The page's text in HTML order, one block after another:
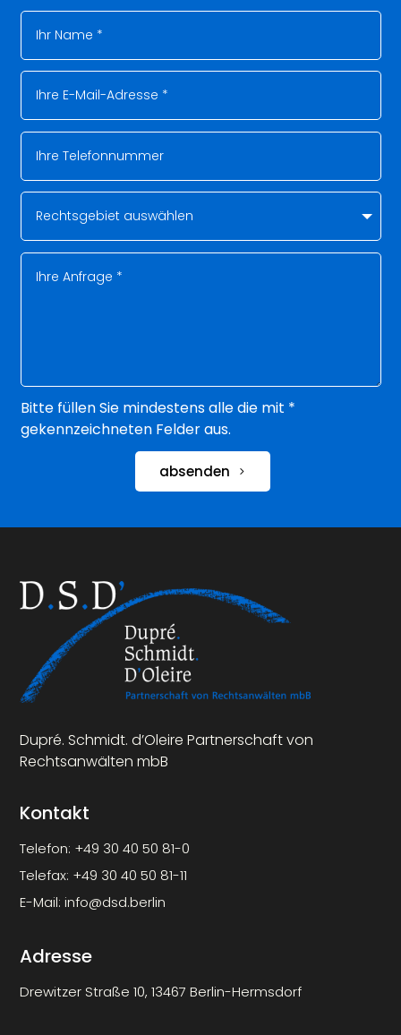
Bitte füllen Sie mindestens alle die mit *
gekennzeichneten Felder aus.
absenden
Dupré. Schmidt. d’Oleire Partnerschaft von
Rechtsanwälten mbB
Kontakt
Telefon: +49 30 40 50 81-0
Telefax: +49 30 40 50 81-11
E-Mail:info@dsd.berlin
Adresse
Drewitzer Straße 10, 13467 Berlin-Hermsdorf